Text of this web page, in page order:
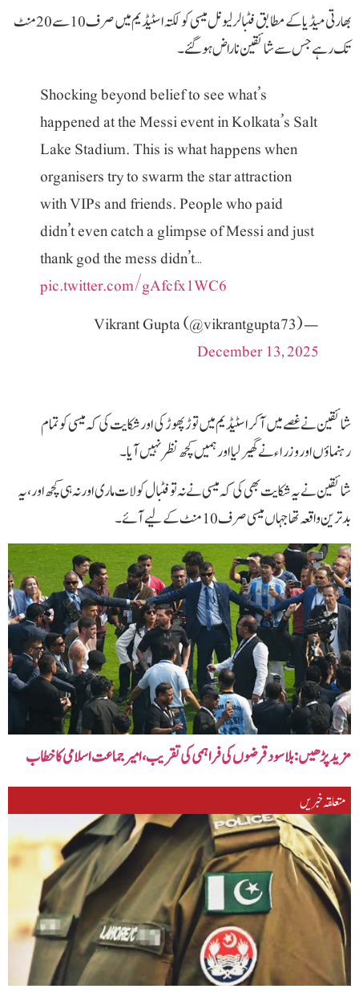
بھارتی میڈیا کے مطابق فٹبالر لیونل میسی کولکتہ اسٹیڈیم میں صرف 10 سے 20 منٹ
تک رہے جس سے شائقین ناراض ہوگئے۔
Shocking beyond belief to see what’s
happened at the Messi event in Kolkata’s Salt
Lake Stadium. This is what happens when
organisers try to swarm the star attraction
with VIPs and friends. People who paid
didn’t even catch a glimpse of Messi and just
thank god the mess didn’t…
pic.twitter.com/gAfcfx1WC6
— Vikrant Gupta (@vikrantgupta73)
December 13, 2025
شائقین نے غصے میں آکر اسٹیڈیم میں توڑ پھوڑ کی اور شکایت کی کہ میسی کو تمام
رہنماؤں اور وزراء نے گھیر لیا اور ہمیں کچھ نظر نہیں آیا۔
شائقین نے یہ شکایت بھی کی کہ میسی نے نہ تو فٹبال کو لات ماری اور نہ ہی کچھ اور، یہ
بدترین واقعہ تھا جہاں میسی صرف 10 منٹ کے لیے آئے۔
مزید پڑھیں‌:بلاسود قرضوں کی فراہمی کی تقریب، امیر جماعت اسلامی کا خطاب
متعلقہ خبریں